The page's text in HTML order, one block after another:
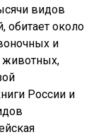
видов
обитает около
и
животных,
России и